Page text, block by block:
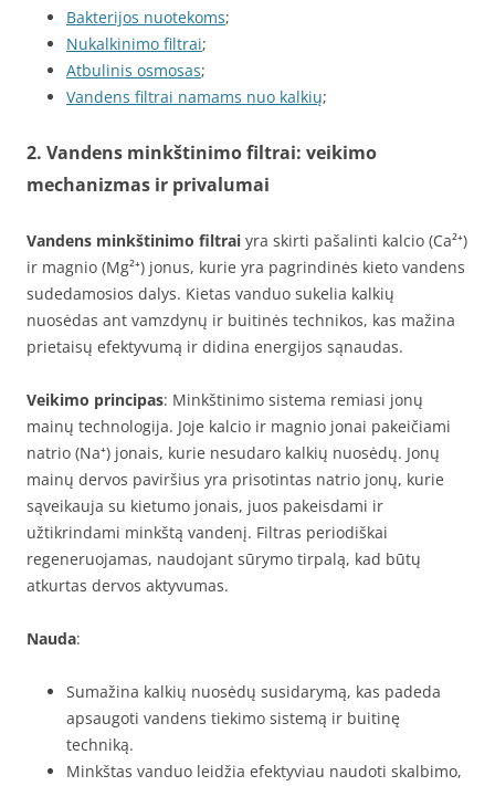
Bakterijos nuotekoms;
Nukalkinimo filtrai;
Atbulinis osmosas;
Vandens filtrai namams nuo kalkių;
2. Vandens minkštinimo filtrai: veikimo
mechanizmas ir privalumai
Vandens minkštinimo filtrai yra skirti pašalinti kalcio (Ca²⁺)
ir magnio (Mg²⁺) jonus, kurie yra pagrindinės kieto vandens
sudedamosios dalys. Kietas vanduo sukelia kalkių
nuosėdas ant vamzdynų ir buitinės technikos, kas mažina
prietaisų efektyvumą ir didina energijos sąnaudas.
Veikimo principas: Minkštinimo sistema remiasi jonų
mainų technologija. Joje kalcio ir magnio jonai pakeičiami
natrio (Na⁺) jonais, kurie nesudaro kalkių nuosėdų. Jonų
mainų dervos paviršius yra prisotintas natrio jonų, kurie
sąveikauja su kietumo jonais, juos pakeisdami ir
užtikrindami minkštą vandenį. Filtras periodiškai
regeneruojamas, naudojant sūrymo tirpalą, kad būtų
atkurtas dervos aktyvumas.
Nauda:
Sumažina kalkių nuosėdų susidarymą, kas padeda
apsaugoti vandens tiekimo sistemą ir buitinę
techniką.
Minkštas vanduo leidžia efektyviau naudoti skalbimo,